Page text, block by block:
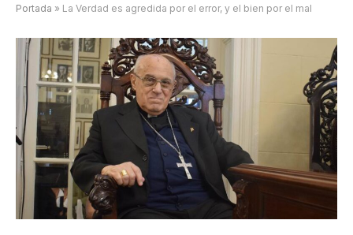
Portada » La Verdad es agredida por el error, y el bien por el mal